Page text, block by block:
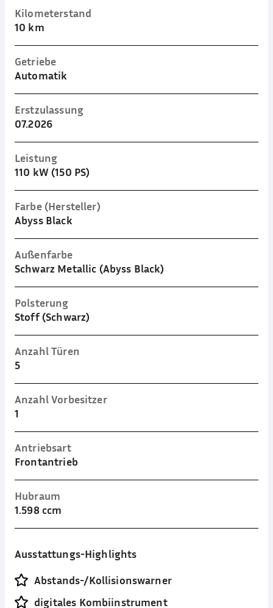
Kilometerstand
10 km
Getriebe
Automatik
Erstzulassung
07.2026
Leistung
110 kW (150 PS)
Farbe (Hersteller)
Abyss Black
Außenfarbe
Schwarz Metallic (Abyss Black)
Polsterung
Stoff (Schwarz)
Anzahl Türen
5
Anzahl Vorbesitzer
1
Antriebsart
Frontantrieb
Hubraum
1.598 ccm
Ausstattungs-Highlights
Abstands-/Kollisionswarner
digitales Kombiinstrument